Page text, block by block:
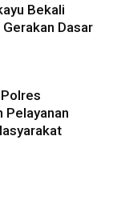
Bekali
Dasar
Pelayanan